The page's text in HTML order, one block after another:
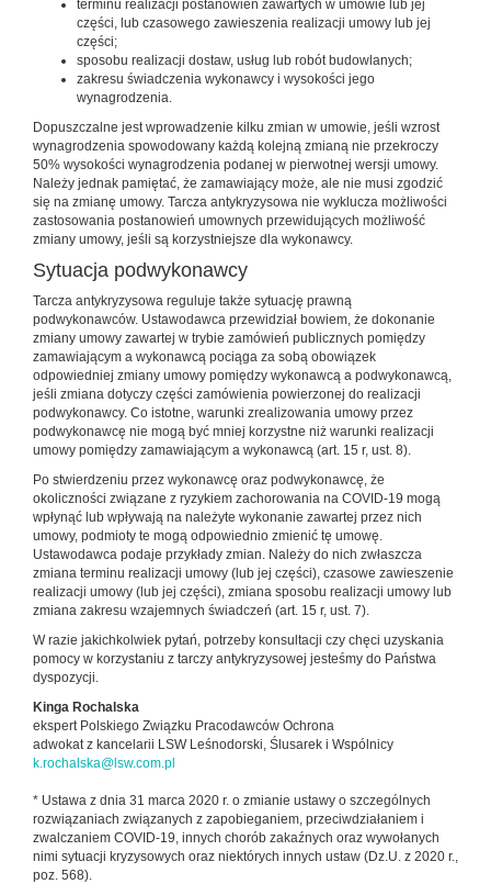
terminu realizacji postanowień zawartych w umowie lub jej
części, lub czasowego zawieszenia realizacji umowy lub jej
części;
sposobu realizacji dostaw, usług lub robót budowlanych;
zakresu świadczenia wykonawcy i wysokości jego
wynagrodzenia.
Dopuszczalne jest wprowadzenie kilku zmian w umowie, jeśli wzrost
wynagrodzenia spowodowany każdą kolejną zmianą nie przekroczy
50% wysokości wynagrodzenia podanej w pierwotnej wersji umowy.
Należy jednak pamiętać, że zamawiający może, ale nie musi zgodzić
się na zmianę umowy. Tarcza antykryzysowa nie wyklucza możliwości
zastosowania postanowień umownych przewidujących możliwość
zmiany umowy, jeśli są korzystniejsze dla wykonawcy.
Sytuacja podwykonawcy
Tarcza antykryzysowa reguluje także sytuację prawną
podwykonawców. Ustawodawca przewidział bowiem, że dokonanie
zmiany umowy zawartej w trybie zamówień publicznych pomiędzy
zamawiającym a wykonawcą pociąga za sobą obowiązek
odpowiedniej zmiany umowy pomiędzy wykonawcą a podwykonawcą,
jeśli zmiana dotyczy części zamówienia powierzonej do realizacji
podwykonawcy. Co istotne, warunki zrealizowania umowy przez
podwykonawcę nie mogą być mniej korzystne niż warunki realizacji
umowy pomiędzy zamawiającym a wykonawcą (art. 15 r, ust. 8).
Po stwierdzeniu przez wykonawcę oraz podwykonawcę, że
okoliczności związane z ryzykiem zachorowania na COVID-19 mogą
wpłynąć lub wpływają na należyte wykonanie zawartej przez nich
umowy, podmioty te mogą odpowiednio zmienić tę umowę.
Ustawodawca podaje przykłady zmian. Należy do nich zwłaszcza
zmiana terminu realizacji umowy (lub jej części), czasowe zawieszenie
realizacji umowy (lub jej części), zmiana sposobu realizacji umowy lub
zmiana zakresu wzajemnych świadczeń (art. 15 r, ust. 7).
W razie jakichkolwiek pytań, potrzeby konsultacji czy chęci uzyskania
pomocy w korzystaniu z tarczy antykryzysowej jesteśmy do Państwa
dyspozycji.
Kinga Rochalska
ekspert Polskiego Związku Pracodawców Ochrona
adwokat z kancelarii LSW Leśnodorski, Ślusarek i Wspólnicy
k.rochalska@lsw.com.pl
* Ustawa z dnia 31 marca 2020 r. o zmianie ustawy o szczególnych
rozwiązaniach związanych z zapobieganiem, przeciwdziałaniem i
zwalczaniem COVID-19, innych chorób zakaźnych oraz wywołanych
nimi sytuacji kryzysowych oraz niektórych innych ustaw (Dz.U. z 2020 r.,
poz. 568).